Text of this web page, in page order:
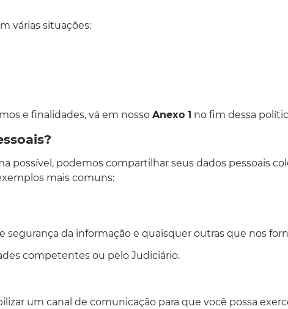
várias situações:
e finalidades, vá em nosso Anexo 1 no fim dessa
possível, podemos compartilhar seus dados pessoais
mais comuns:
da informação e quaisquer outras que nos
competentes ou pelo Judiciário.
um canal de comunicação para que você possa